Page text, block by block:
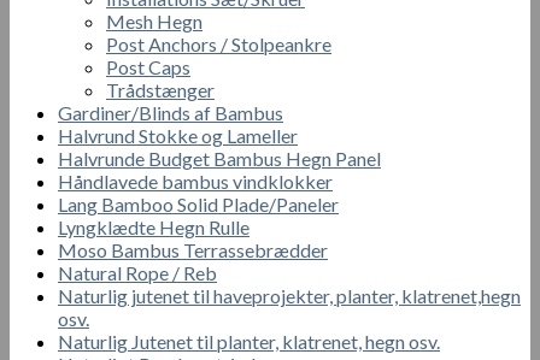
Mesh Hegn
Post Anchors / Stolpeankre
Post Caps
Trådstænger
Gardiner/Blinds af Bambus
Halvrund Stokke og Lameller
Halvrunde Budget Bambus Hegn Panel
Håndlavede bambus vindklokker
Lang Bamboo Solid Plade/Paneler
Lyngklædte Hegn Rulle
Moso Bambus Terrassebrædder
Natural Rope / Reb
Naturlig jutenet til haveprojekter, planter, klatrenet,hegn
osv.
Naturlig Jutenet til planter, klatrenet, hegn osv.